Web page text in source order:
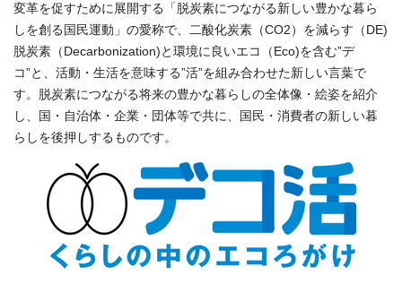
変革を促すために展開する「脱炭素につながる新しい豊かな暮ら
しを創る国民運動」の愛称で、二酸化炭素（CO2）を減らす（DE)
脱炭素（Decarbonization)と環境に良いエコ（Eco)を含む”デ
コ”と、活動・生活を意味する”活”を組み合わせた新しい言葉で
す。脱炭素につながる将来の豊かな暮らしの全体像・絵姿を紹介
し、国・自治体・企業・団体等で共に、国民・消費者の新しい暮
らしを後押しするものです。